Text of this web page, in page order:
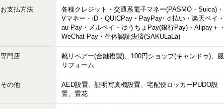
お支払方法
各種クレジット・交通系電子マネー(PASMO・Suica)・
Vマネー・iD・QUICPay・PayPay･ｄ払い・楽天ペイ・
au Pay・メルペイ・ゆうちょPay(銀行Pay)・Alipay＋・
WeChat Pay・生体認証決済(SAKULaLa)
専門店
靴リペアー(合鍵複製)、100円ショップ(キャンドゥ)、服
リフォーム
その他
AED設置、証明写真機設置、宅配便ロッカーPUDO設
置、置花